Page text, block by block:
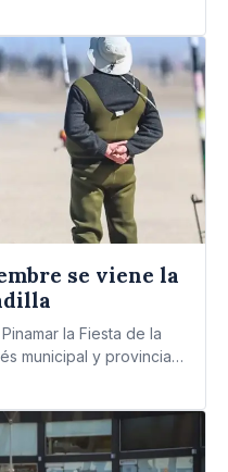
se viene la
la Fiesta de la
municipal y provincial,